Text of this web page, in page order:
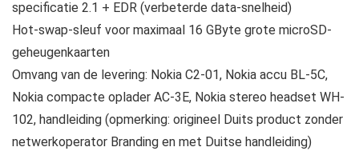
specificatie 2.1 + EDR (verbeterde data-snelheid)
Hot-swap-sleuf voor maximaal 16 GByte grote microSD-
geheugenkaarten
Omvang van de levering: Nokia C2-01, Nokia accu BL-5C,
Nokia compacte oplader AC-3E, Nokia stereo headset WH-
102, handleiding (opmerking: origineel Duits product zonder
netwerkoperator Branding en met Duitse handleiding)